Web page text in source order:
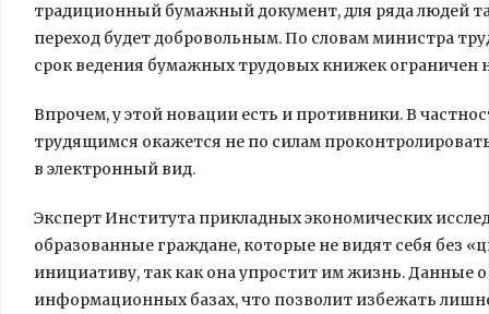
традиционный бумажный документ, для ряда людей
переход будет добровольным. По словам министра
срок ведения бумажных трудовых книжек ограничен
Впрочем, у этой новации есть и противники. В
трудящимся окажется не по силам
в электронный вид.
Эксперт Института прикладных экономических
образованные граждане, которые не видят себя без
инициативу, так как она упростит им жизнь. Данные
информационных базах, что позволит избежать